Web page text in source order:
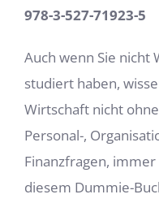
978-3-527-71923-5
Auch wenn Sie nicht
studiert haben,
Wirtschaft nicht
Personal-,
Finanzfragen,
diesem Dummie-